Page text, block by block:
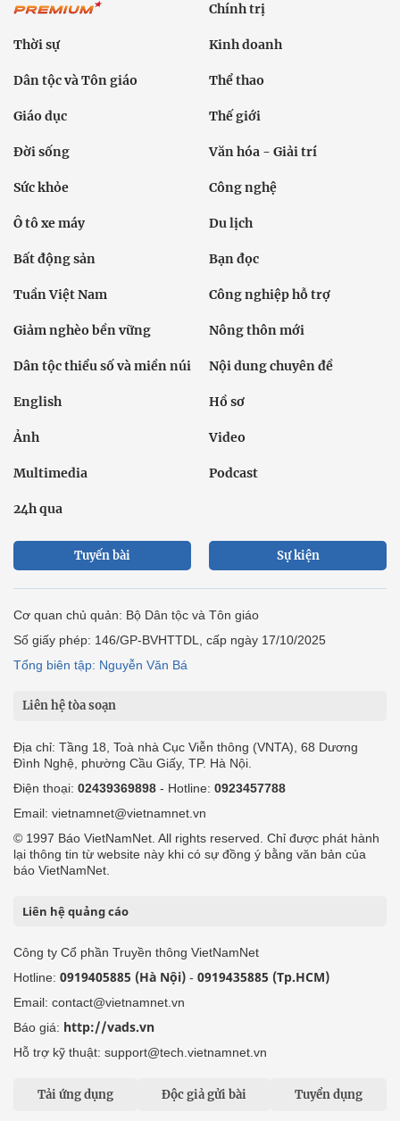
Chính trị
Thời sự Kinh doanh
Dân tộc và Tôn giáo Thể thao
Giáo dục Thế giới
Đời sống Văn hóa - Giải trí
Sức khỏe Công nghệ
Ô tô xe máy Du lịch
Bất động sản Bạn đọc
Tuần Việt Nam Công nghiệp hỗ trợ
Giảm nghèo bền vững Nông thôn mới
Dân tộc thiểu số và miền núi Nội dung chuyên đề
English Hồ sơ
Ảnh Video
Multimedia Podcast
24h qua
Tuyến bài Sự kiện
Cơ quan chủ quản: Bộ Dân tộc và Tôn giáo
Số giấy phép: 146/GP-BVHTTDL, cấp ngày 17/10/2025
Tổng biên tập: Nguyễn Văn Bá
Liên hệ tòa soạn
Địa chỉ: Tầng 18, Toà nhà Cục Viễn thông (VNTA), 68 Dương
Đình Nghệ, phường Cầu Giấy, TP. Hà Nội.
Điện thoại: 02439369898 - Hotline: 0923457788
Email: vietnamnet@vietnamnet.vn
© 1997 Báo VietNamNet. All rights reserved. Chỉ được phát hành
lại thông tin từ website này khi có sự đồng ý bằng văn bản của
báo VietNamNet.
Liên hệ quảng cáo
Công ty Cổ phần Truyền thông VietNamNet
Hotline: 0919405885 (Hà Nội) - 0919435885 (Tp.HCM)
Email: contact@vietnamnet.vn
Báo giá: http://vads.vn
Hỗ trợ kỹ thuật: support@tech.vietnamnet.vn
Tải ứng dụng Độc giả gửi bài Tuyển dụng